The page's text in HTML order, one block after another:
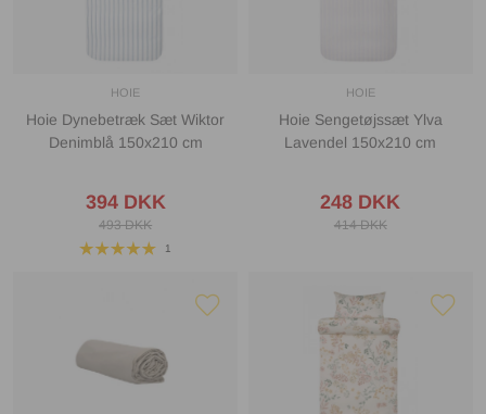
HOIE
Hoie Dynebetræk Sæt Wiktor
Denimblå 150x210 cm
394 DKK
493 DKK
1
HOIE
Hoie Sengetøjssæt Ylva
Lavendel 150x210 cm
248 DKK
414 DKK